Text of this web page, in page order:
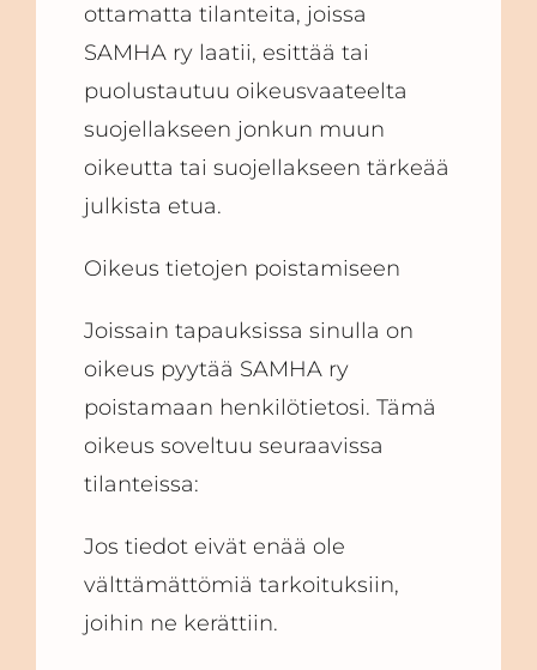
ottamatta tilanteita, joissa
SAMHA ry laatii, esittää tai
puolustautuu oikeusvaateelta
suojellakseen jonkun muun
oikeutta tai suojellakseen tärkeää
julkista etua.
Oikeus tietojen poistamiseen
Joissain tapauksissa sinulla on
oikeus pyytää SAMHA ry
poistamaan henkilötietosi. Tämä
oikeus soveltuu seuraavissa
tilanteissa:
Jos tiedot eivät enää ole
välttämättömiä tarkoituksiin,
joihin ne kerättiin.